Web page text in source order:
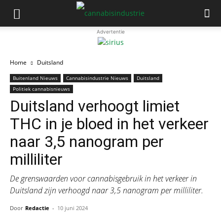
Advertentie
Home Duitsland
Buitenland Nieuws Cannabisindustrie Nieuws
Duitsland
Politiek cannabisnieuws
Duitsland verhoogt limiet
THC in je bloed in het verkeer
naar 3,5 nanogram per
milliliter
De grenswaarden voor cannabisgebruik in het verkeer in
Duitsland zijn verhoogd naar 3,5 nanogram per milliliter.
Door Redactie - 10 juni 2024